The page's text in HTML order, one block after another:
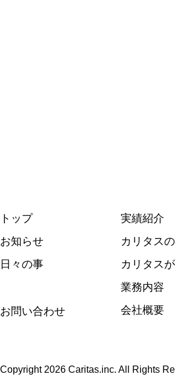
トップ
お知らせ
日々の事
お問い合わせ
実績紹介
カリタス
カリタス
業務内容
会社概要
Copyright 2026 Caritas.inc. All Rights